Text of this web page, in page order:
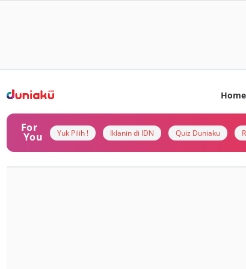
Home
For
You Yuk Pilih ! Iklanin di IDN Quiz Duniaku